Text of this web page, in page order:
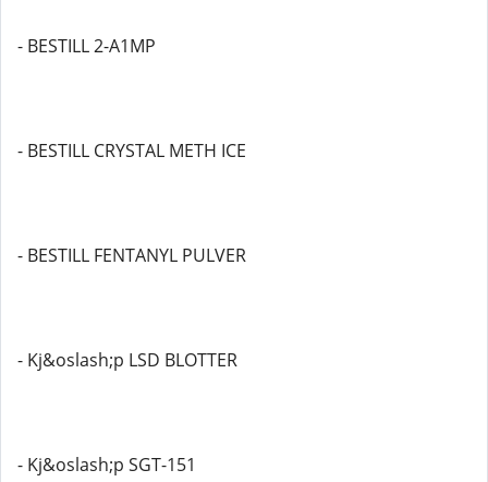
- BESTILL 2-A1MP
- BESTILL CRYSTAL METH ICE
- BESTILL FENTANYL PULVER
- Kj&oslash;p LSD BLOTTER
- Kj&oslash;p SGT-151